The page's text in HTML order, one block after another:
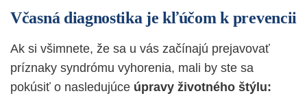
Včasná diagnostika je kľúčom k prevencii
Ak si všimnete, že sa u vás začínajú prejavovať
príznaky syndrómu vyhorenia, mali by ste sa
pokúsiť o nasledujúce úpravy životného štýlu: